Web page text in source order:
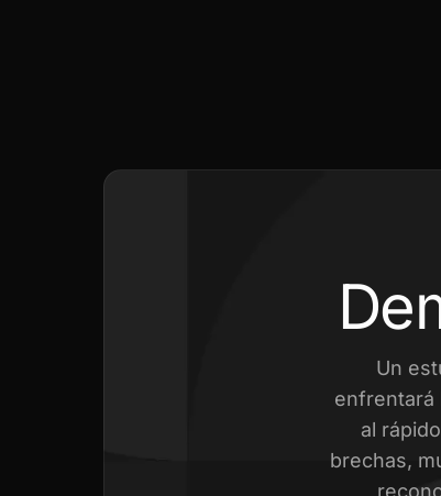
Un
enfrentará
al
brechas,